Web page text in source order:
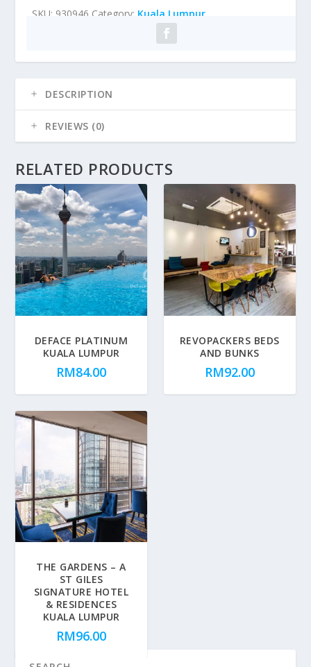
SKU: 930946 Category: Kuala Lumpur
DESCRIPTION
REVIEWS (0)
RELATED PRODUCTS
DEFACE PLATINUM
KUALA LUMPUR
RM84.00
REVOPACKERS BEDS
AND BUNKS
RM92.00
THE GARDENS – A
ST GILES
SIGNATURE HOTEL
& RESIDENCES
KUALA LUMPUR
RM96.00